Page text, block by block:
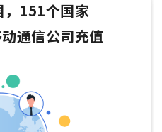
，151个国家
通信公司充值